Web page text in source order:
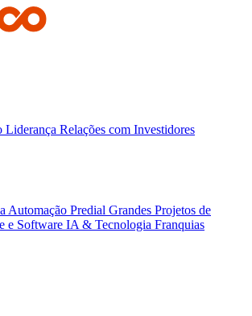
Liderança Relações com Investidores
Automação Predial Grandes Projetos de
e Software IA & Tecnologia Franquias